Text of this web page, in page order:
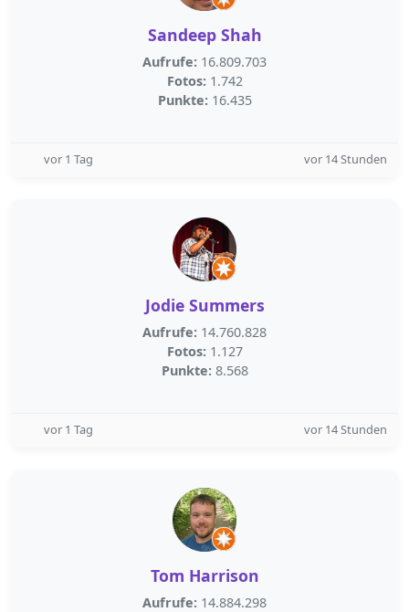
Sandeep Shah
Aufrufe: 16.809.703
Fotos: 1.742
Punkte: 16.435
vor 1 Tag vor 14 Stunden
Jodie Summers
Aufrufe: 14.760.828
Fotos: 1.127
Punkte: 8.568
vor 1 Tag vor 14 Stunden
Tom Harrison
Aufrufe: 14.884.298